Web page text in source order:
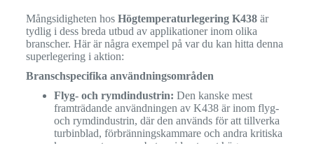
Mångsidigheten hos Högtemperaturlegering K438är
tydlig i dess breda utbud av applikationer inom olika
branscher. Här är några exempel på var du kan hitta denna
superlegering i aktion:
Branschspecifika användningsområden
Flyg- och rymdindustrin: Den kanske mest
framträdande användningen av K438 är inom flyg-
och rymdindustrin, där den används för att tillverka
turbinblad, förbränningskammare och andra kritiska